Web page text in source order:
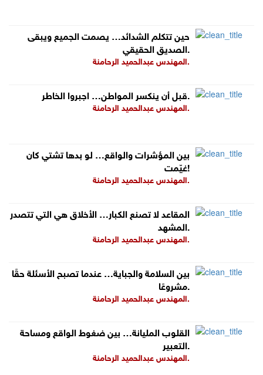
حين تتكلم الشدائد… يصمت الجميع ويبقى
الصديق الحقيقي.
المهندس عبدالحميد الرحامنة.
قبل أن ينكسر المواطن… اجبروا الخاطر.
المهندس عبدالحميد الرحامنة.
بين المؤشرات والواقع… لو بدها تشتي كان
غيّمت!
المهندس عبدالحميد الرحامنة.
المقاعد لا تصنع الكبار… الأخلاق هي التي تتصدر
المشهد.
المهندس عبدالحميد الرحامنة.
بين السلامة والجباية… عندما تصبح الأسئلة حقًا
مشروعًا.
المهندس عبدالحميد الرحامنة.
القلوب المليانة… بين ضغوط الواقع ومساحة
التعبير.
المهندس عبدالحميد الرحامنة.